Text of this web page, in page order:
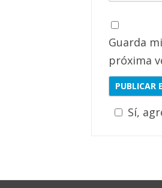
Guarda
próxima
Sí,